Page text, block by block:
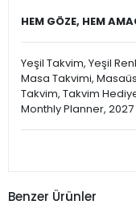
HEM GÖZE, HEM
Yeşil Takvim, Yeşil
Masa Takvimi,
Takvim, Takvim
Monthly Planner,
Benzer Ürünler